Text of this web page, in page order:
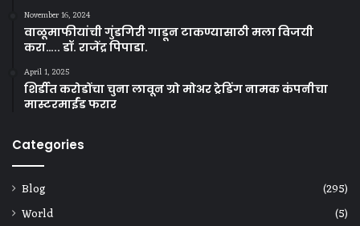
November 16, 2024
वाळूमाफीयांची गुंडगिरी गाडून टाकण्यासाठी मला विजयी
करा….. डॉ. राजेंद्र पिपाडा.
April 1, 2025
शिर्डीत करोडोंचा चुना लावून ग्रो मोअर ट्रेडिंग नामक कंपनीचा
मास्टरमाईंड फरार
Categories
Blog
(295)
World
(5)